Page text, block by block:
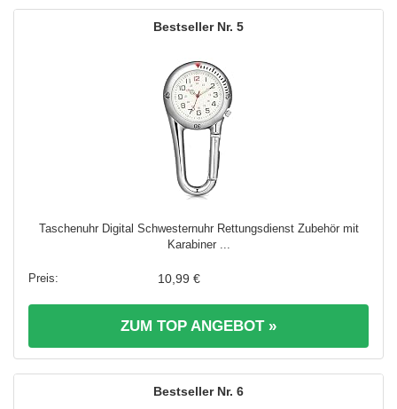
5
Taschenuhr Digital Schwesternuhr Rettungsdienst Zubehör mit
Karabiner ...
10,99 €
ZUM TOP ANGEBOT »
6